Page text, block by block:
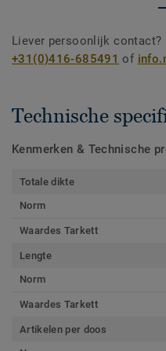
Liever persoonlijk contact?
+31(0)416-685491 of
Technische
Kenmerken & Technische
Totale dikte
Norm
Waardes Tarkett
Lengte
Norm
Waardes Tarkett
Artikelen per doos